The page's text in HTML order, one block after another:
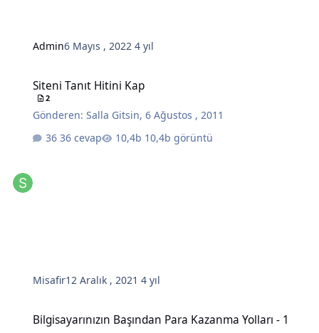
Admin6 Mayıs , 20224 yıl
Siteni Tanıt Hitini Kap
2
Gönderen:Salla Gitsin,6 Ağustos , 2011
36 cevap
10,4b görüntü
Misafir12 Aralık , 20214 yıl
Bilgisayarınızın Başından Para Kazanma Yolları - 1